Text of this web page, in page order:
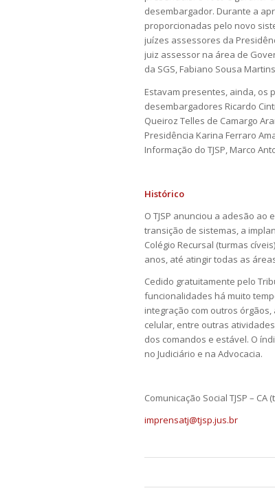
desembargador. Durante a
proporcionadas pelo novo
juízes assessores da
juiz assessor na área de
da SGS, Fabiano Sousa
Estavam presentes, ainda, os
desembargadores Ricardo
Queiroz Telles de Camargo
Presidência Karina Ferraro
Informação do TJSP, Marco
Histórico
O TJSP anunciou a adesão
transição de sistemas, a
Colégio Recursal (turmas
anos, até atingir todas as
Cedido gratuitamente pelo
funcionalidades há muito
integração com outros
celular, entre outras
dos comandos e estável. O
no Judiciário e na Advocacia.
Comunicação Social TJSP – CA
imprensatj@tjsp.jus.br